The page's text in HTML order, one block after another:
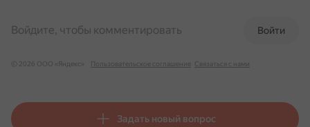
Войти
Войдите, чтобы комментировать
© 2026 ООО «Яндекс» Пользовательское соглашение Связаться с нами
Задать новый вопрос